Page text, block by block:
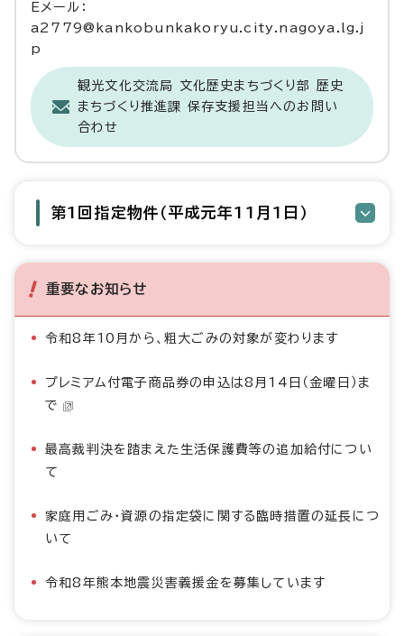
Eメール：
a2779@kankobunkakoryu.city.nagoya.lg.j
p
観光文化交流局 文化歴史まちづくり部 歴史
まちづくり推進課 保存支援担当へのお問い
合わせ
第1回指定物件（平成元年11月1日）
重要なお知らせ
令和8年10月から、粗大ごみの対象が変わります
プレミアム付電子商品券の申込は8月14日（金曜日）ま
で
最高裁判決を踏まえた生活保護費等の追加給付につい
て
家庭用ごみ・資源の指定袋に関する臨時措置の延長につ
いて
令和8年熊本地震災害義援金を募集しています